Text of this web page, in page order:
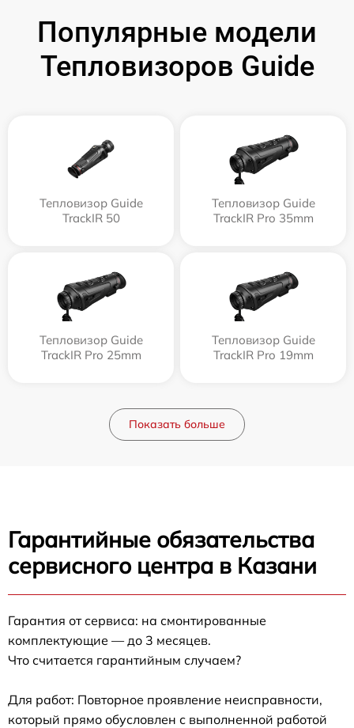
Популярные модели
Тепловизоров Guide
Тепловизор Guide
TrackIR 50
Тепловизор Guide
TrackIR Pro 35mm
Тепловизор Guide
TrackIR Pro 25mm
Тепловизор Guide
TrackIR Pro 19mm
Показать больше
Гарантийные обязательства
сервисного центра в Казани
Гарантия от сервиса: на смонтированные
комплектующие — до 3 месяцев.
Что считается гарантийным случаем?
Для работ: Повторное проявление неисправности,
который прямо обусловлен с выполненной работой